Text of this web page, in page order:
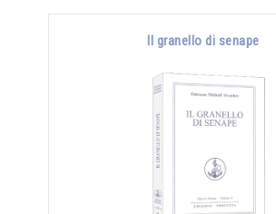
Il granello di senape